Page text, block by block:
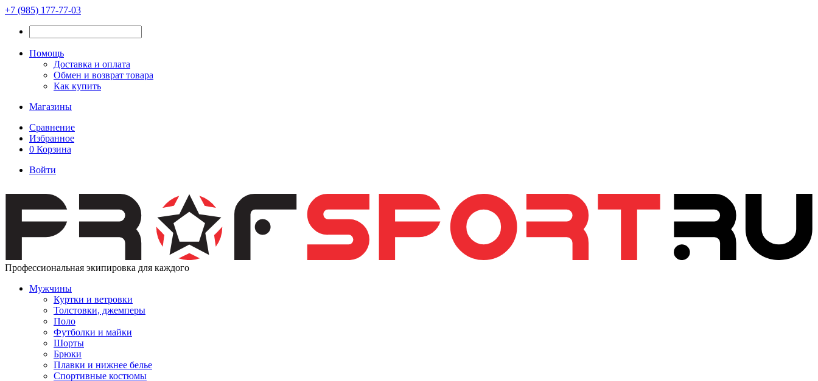
+7 (985) 177-77-03
Помощь
Доставка и оплата
Обмен и возврат товара
Как купить
Магазины
Сравнение
Избранное
0 Корзина
Войти
Профессиональная экипировка для каждого
Мужчины
Куртки и ветровки
Толстовки, джемперы
Поло
Футболки и майки
Шорты
Брюки
Плавки и нижнее белье
Спортивные костюмы